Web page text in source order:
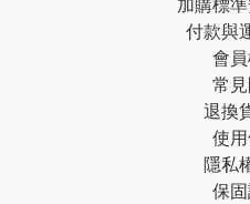
付款與
會
常
退換
使
隱私
保